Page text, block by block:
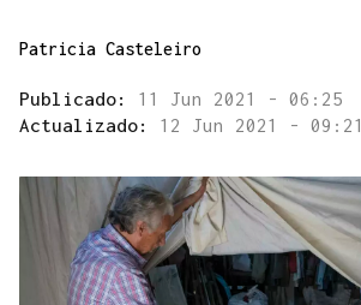
Patricia Casteleiro
Publicado: 11 Jun 2021 - 06:25
Actualizado: 12 Jun 2021 - 09:21